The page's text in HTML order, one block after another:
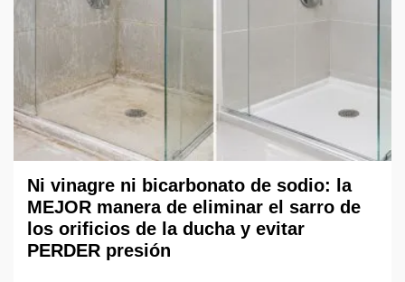
Ni vinagre ni bicarbonato de sodio: la
MEJOR manera de eliminar el sarro de
los orificios de la ducha y evitar
PERDER presión